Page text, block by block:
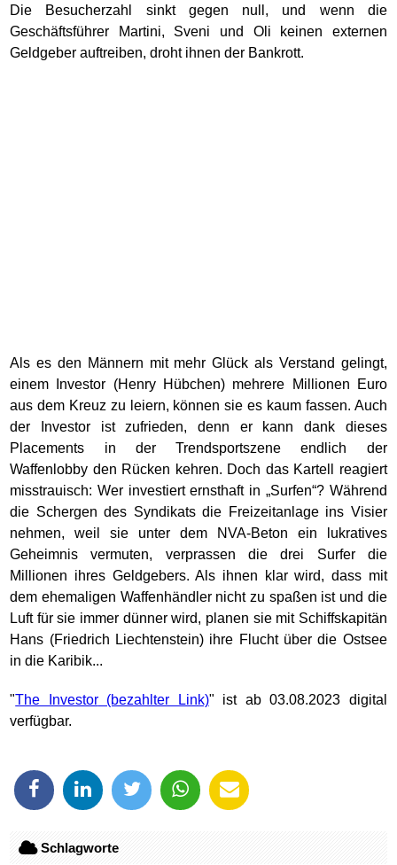
Die Besucherzahl sinkt gegen null, und wenn die
Geschäftsführer Martini, Sveni und Oli keinen externen
Geldgeber auftreiben, droht ihnen der Bankrott.
Als es den Männern mit mehr Glück als Verstand gelingt,
einem Investor (Henry Hübchen) mehrere Millionen Euro
aus dem Kreuz zu leiern, können sie es kaum fassen. Auch
der Investor ist zufrieden, denn er kann dank dieses
Placements in der Trendsportszene endlich der
Waffenlobby den Rücken kehren. Doch das Kartell reagiert
misstrauisch: Wer investiert ernsthaft in „Surfen“? Während
die Schergen des Syndikats die Freizeitanlage ins Visier
nehmen, weil sie unter dem NVA-Beton ein lukratives
Geheimnis vermuten, verprassen die drei Surfer die
Millionen ihres Geldgebers. Als ihnen klar wird, dass mit
dem ehemaligen Waffenhändler nicht zu spaßen ist und die
Luft für sie immer dünner wird, planen sie mit Schiffskapitän
Hans (Friedrich Liechtenstein) ihre Flucht über die Ostsee
in die Karibik...
"The Investor
" ist ab 03.08.2023 digital
verfügbar.
Schlagworte